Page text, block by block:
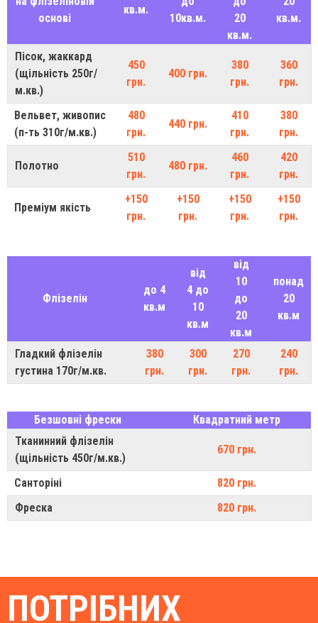
основі
кв.м.
10кв.м.
20
кв.м.
кв.м.
Пісок, жаккард
(щільність 250г/
м.кв.)
450
грн.
400 грн.
380
грн.
360
грн.
Вельвет, живопис
(п-ть 310г/м.кв.)
480
грн.
440 грн.
410
грн.
380
грн.
Полотно
510
грн.
480 грн.
460
грн.
420
грн.
Преміум якість
+150
грн.
+150
грн.
+150
грн.
+150
грн.
Флізелін
до 4
кв.м
від
4 до
10
кв.м
від
10
до
20
кв.м
понад
20
кв.м
Гладкий флізелін
густина 170г/м.кв.
380
грн.
300
грн.
270
грн.
240
грн.
Безшовні фрески
Квадратний метр
Тканинний флізелін
(щільність 450г/м.кв.)
670 грн.
Санторіні
820 грн.
Фреска
820 грн.
ПОТРІБНИХ